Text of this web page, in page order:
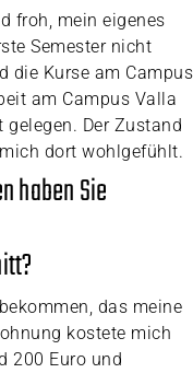
froh, mein eigenes
Semester nicht
die Kurse am Campus
am Campus Valla
Der Zustand
dort wohlgefühlt.
haben Sie
das meine
kostete mich
200 Euro und